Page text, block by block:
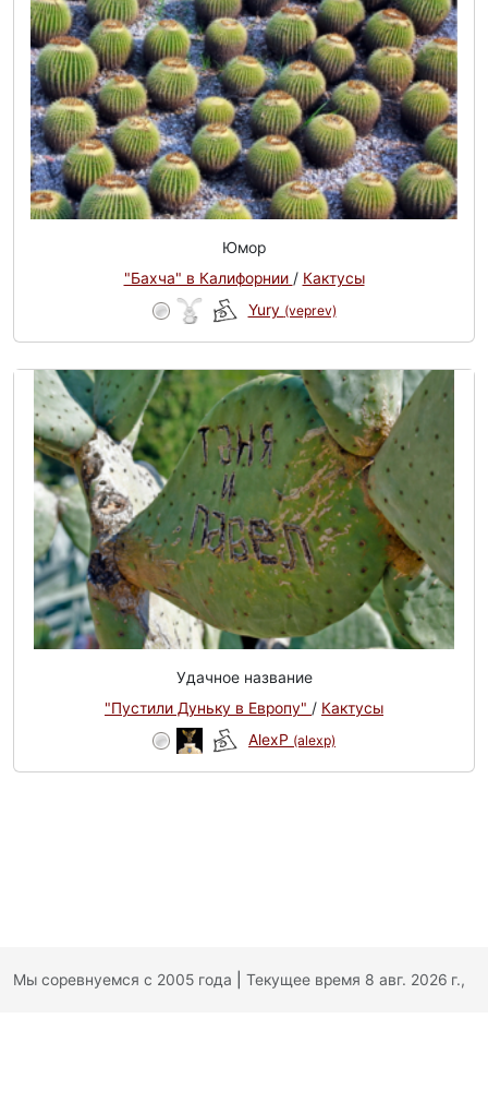
Юмор
"Бахча" в Калифорнии / Кактусы
Yury (veprev)
Удачное название
"Пустили Дуньку в Европу" / Кактусы
AlexP (alexp)
Мы соревнуемся с 2005 года Текущее время 8 авг. 2026 г.,